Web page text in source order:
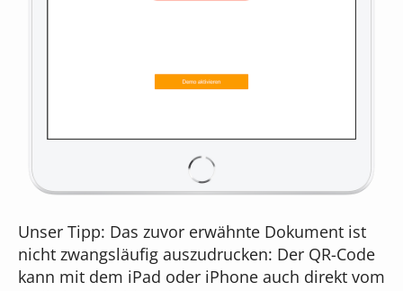
Unser Tipp: Das zuvor erwähnte Dokument ist
nicht zwangsläufig auszudrucken: Der QR-Code
kann mit dem iPad oder iPhone auch direkt vom